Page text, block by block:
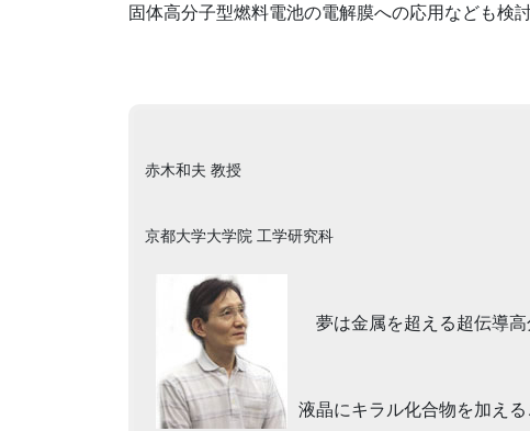
固体高分子型燃料電池の電解膜への応用なども検
赤木和夫 教授
京都大学大学院 工学研究科
夢は金属を超える超伝導高
液晶にキラル化合物を加え